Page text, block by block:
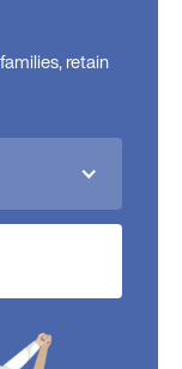
retain